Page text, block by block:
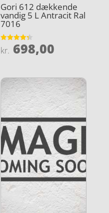
Gori 612 dækkende
vandig 5 L Antracit Ral
7016
Vurderet
4.3
kr. 698,00